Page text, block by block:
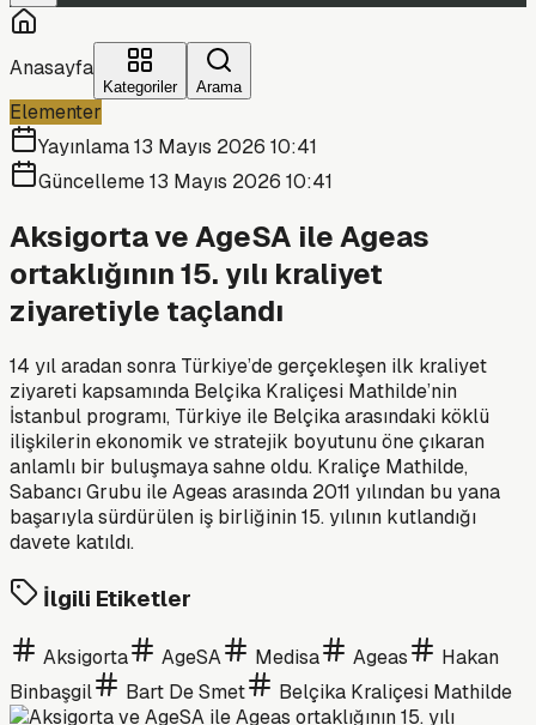
Anasayfa
Kategoriler Arama
Elementer
Yayınlama13 Mayıs 2026 10:41
Güncelleme13 Mayıs 2026 10:41
Aksigorta ve AgeSA ile Ageas
ortaklığının 15. yılı kraliyet
ziyaretiyle taçlandı
14 yıl aradan sonra Türkiye’de gerçekleşen ilk kraliyet
ziyareti kapsamında Belçika Kraliçesi Mathilde’nin
İstanbul programı, Türkiye ile Belçika arasındaki köklü
ilişkilerin ekonomik ve stratejik boyutunu öne çıkaran
anlamlı bir buluşmaya sahne oldu. Kraliçe Mathilde,
Sabancı Grubu ile Ageas arasında 2011 yılından bu yana
başarıyla sürdürülen iş birliğinin 15. yılının kutlandığı
davete katıldı.
İlgili Etiketler
Aksigorta AgeSA Medisa Ageas
Hakan
Binbaşgil
Bart De Smet Belçika Kraliçesi Mathilde